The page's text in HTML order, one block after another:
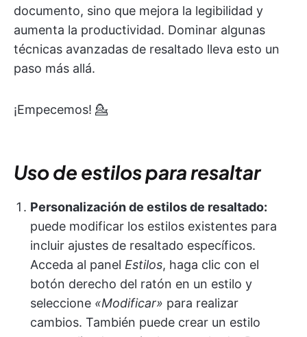
documento, sino que mejora la legibilidad y
aumenta la productividad. Dominar algunas
técnicas avanzadas de resaltado lleva esto un
paso más allá.
¡Empecemos! 💁
Uso de estilos para resaltar
Personalización de estilos de resaltado:
puede modificar los estilos existentes para
incluir ajustes de resaltado específicos.
Acceda al panel Estilos, haga clic con el
botón derecho del ratón en un estilo y
seleccione «Modificar» para realizar
cambios. También puede crear un estilo